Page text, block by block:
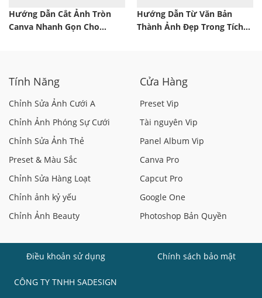
Hướng Dẫn Cắt Ảnh Tròn
Canva Nhanh Gọn Cho
Hướng Dẫn Từ Văn Bản
Thành Ảnh Đẹp Trong Tích
Tính Năng
Chỉnh Sửa Ảnh Cưới A
Chỉnh Ảnh Phóng Sự Cưới
Chỉnh Sửa Ảnh Thẻ
Preset & Màu Sắc
Chỉnh Sửa Hàng Loạt
Chỉnh ảnh kỷ yếu
Chỉnh Ảnh Beauty
Cửa Hàng
Preset Vip
Tài nguyên Vip
Panel Album Vip
Canva Pro
Capcut Pro
Google One
Photoshop Bản Quyền
Điều khoản sử dụng Chính sách bảo mật
CÔNG TY TNHH SADESIGN